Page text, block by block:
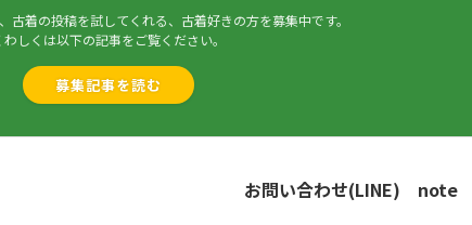
古着の投稿を試してくれる、古着好きの方を募集中です。
わしくは以下の記事をご覧ください。
募集記事を読む
お問い合わせ(LINE) note